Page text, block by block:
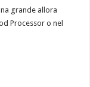
grande allora
Processor o nel